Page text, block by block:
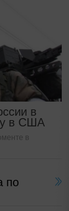
в
в США
в
по